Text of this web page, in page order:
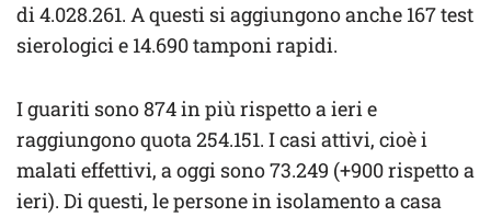
di 4.028.261. A questi si aggiungono anche 167 test
sierologici e 14.690 tamponi rapidi.
I guariti sono 874 in più rispetto a ieri e
raggiungono quota 254.151. I casi attivi, cioè i
malati effettivi, a oggi sono 73.249 (+900 rispetto a
ieri). Di questi, le persone in isolamento a casa